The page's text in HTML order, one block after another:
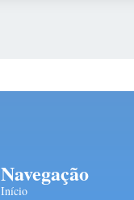
Navegação
Início